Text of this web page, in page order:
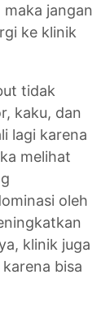
jangan
ke klinik
tidak
kaku, dan
lagi karena
melihat
oleh
klinik juga
bisa